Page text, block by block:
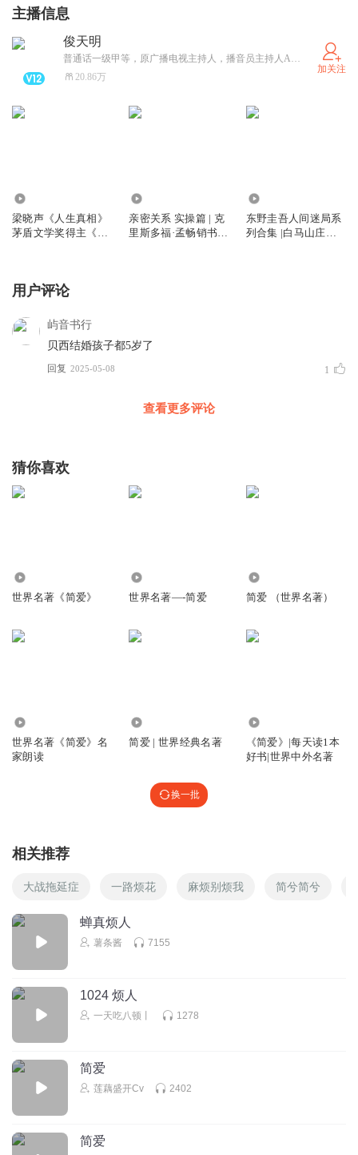
主播信息
俊天明
普通话一级甲等，原广播电视主持人，播音员主持人A级证书，喜马拉雅大学（喜播教育）认证讲师，攀登计划3.0“优秀领教”（2020年），“喜播教育”公众号专栏作者，全国社会艺术水平考级播音主持专业教师。“有声语言艺术学”公众号主理人。对外汉语教材《汉语之路》《HSK标准会话教程》配音员，主持市级以上大型活动1000余场，配音专题片多次登上学习强国及省市级以上主流媒体。
20.86万
加关注
梁晓声《人生真相》
茅盾文学奖得主《人
亲密关系 实操篇 | 克
里斯多福·孟畅销书
东野圭吾人间迷局系
列合集 |白马山庄谜
用户评论
屿音书行
贝西结婚孩子都5岁了
回复 2025-05-08 1
查看更多评论
猜你喜欢
世界名著《简爱》 世界名著—-简爱 简爱 （世界名著）
世界名著《简爱》名
家朗读
简爱 | 世界经典名著
《简爱》|每天读1本
好书|世界中外名著
换一批
相关推荐
大战拖延症 一路烦花 麻烦别烦我 简兮简兮
蝉真烦人
薯条酱 7155
1024 烦人
一天吃八顿丨 1278
简爱
莲藕盛开Cv 2402
简爱